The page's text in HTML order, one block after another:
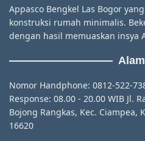
Appasco Bengkel Las Bogor
konstruksi rumah minimalis.
dengan hasil memuaskan insya
Nomor Handphone: 0812-522-
Response: 08.00 - 20.00 WIB Jl.
Bojong Rangkas, Kec. Ciampea,
16620